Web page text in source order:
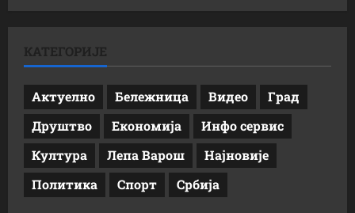
КАТЕГОРИЈЕ
Актуелно Бележница Видео
Град
Друштво
Економија
Инфо сервис
Култура
Лепа Варош
Најновије
Политика
Спорт Србија